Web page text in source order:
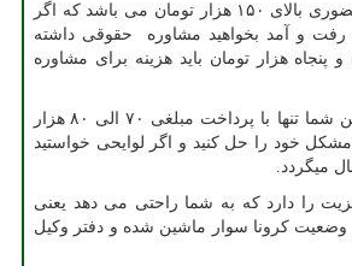
ولی هزینه مشاوره حضوری بالای ۱۵۰ هزار تومان می باشد که اگر
رفت و آمد بخواهید مشاوره حقوقی داشته
پنجاه هزار تومان باید هزینه برای مشاوره
در خصوص وکیل آنلاین شما تنها با پرداخت مبلغی ۷۰ الی ۸۰ هزار
مشکل خود را حل کنید و اگر لوایحی خواستید
میگردد.
را دارد که به شما راحتی می دهد یعنی
کرونا سوار ماشین شده و دفتر وکیل